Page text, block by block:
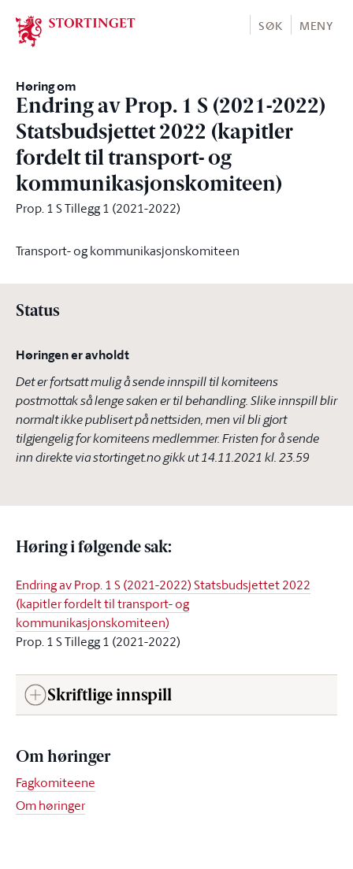
Stortinget.no
SØK MENY
Høring om
Endring av Prop. 1 S (2021-2022)
Statsbudsjettet 2022 (kapitler
fordelt til transport- og
kommunikasjonskomiteen)
Prop. 1 S Tillegg 1 (2021-2022)
Transport- og kommunikasjonskomiteen
Status
Høringen er avholdt
Det er fortsatt mulig å sende innspill til komiteens
postmottak så lenge saken er til behandling. Slike innspill blir
normalt ikke publisert på nettsiden, men vil bli gjort
tilgjengelig for komiteens medlemmer. Fristen for å sende
inn direkte via stortinget.no gikk ut14.11.2021 kl. 23.59
Høring i følgende sak:
Endring av Prop. 1 S (2021-2022) Statsbudsjettet 2022
(kapitler fordelt til transport- og
kommunikasjonskomiteen)
Prop. 1 S Tillegg 1 (2021-2022)
Skriftlige innspill
Om høringer
Fagkomiteene
Om høringer